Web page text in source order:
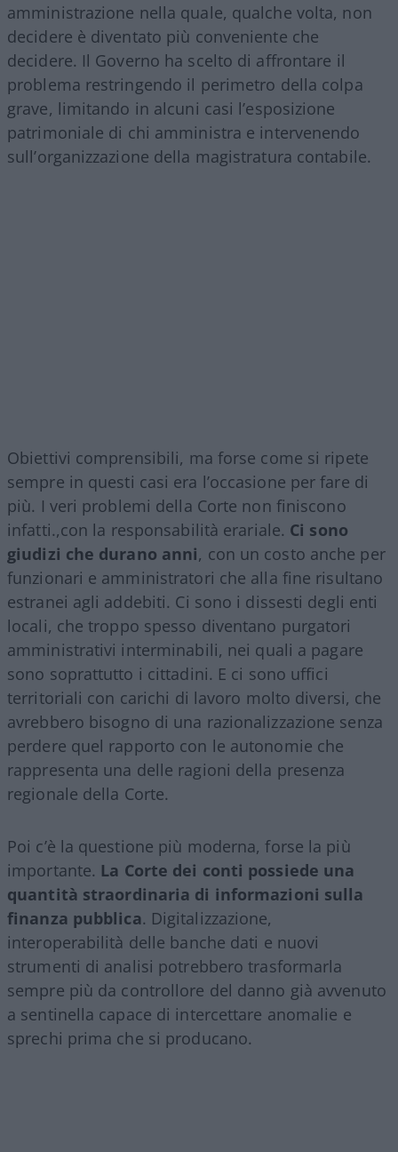
amministrazione nella quale, qualche volta, non
decidere è diventato più conveniente che
decidere. Il Governo ha scelto di affrontare il
problema restringendo il perimetro della colpa
grave, limitando in alcuni casi l’esposizione
patrimoniale di chi amministra e intervenendo
sull’organizzazione della magistratura contabile.
Obiettivi comprensibili, ma forse come si ripete
sempre in questi casi era l’occasione per fare di
più. I veri problemi della Corte non finiscono
infatti.,con la responsabilità erariale. Ci sono
giudizi che durano anni, con un costo anche per
funzionari e amministratori che alla fine risultano
estranei agli addebiti. Ci sono i dissesti degli enti
locali, che troppo spesso diventano purgatori
amministrativi interminabili, nei quali a pagare
sono soprattutto i cittadini. E ci sono uffici
territoriali con carichi di lavoro molto diversi, che
avrebbero bisogno di una razionalizzazione senza
perdere quel rapporto con le autonomie che
rappresenta una delle ragioni della presenza
regionale della Corte.
Poi c’è la questione più moderna, forse la più
importante. La Corte dei conti possiede una
quantità straordinaria di informazioni sulla
finanza pubblica. Digitalizzazione,
interoperabilità delle banche dati e nuovi
strumenti di analisi potrebbero trasformarla
sempre più da controllore del danno già avvenuto
a sentinella capace di intercettare anomalie e
sprechi prima che si producano.